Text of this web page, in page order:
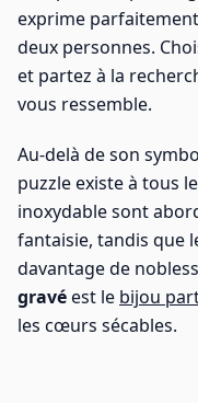
exprime
deux personnes.
et partez à la
vous ressemble.
Au-delà de son
puzzle existe à tous
inoxydable sont
fantaisie, tandis que
davantage de
gravéest le bijou
les cœurs sécables.